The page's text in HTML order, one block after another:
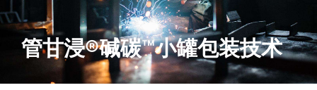
管甘浸®碱碳™小罐包装技术